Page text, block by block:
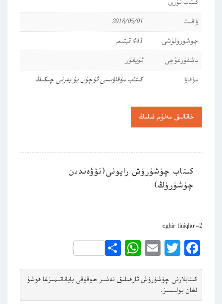
كىتاب تۈرى
ۋاقىت
2018/05/01
چۈشۈرۈلۈشى
441 قېتىم
باشقۇرغۇچى
ئۇيغۇر
مۇقاۋا
كىتاب مۇقاۋىسى ئۈچۈن بۇ يەرنى چىكىڭ
خاتالىق مەلۇم قىلىڭ
كىتاب چۈشۈرۈش رايونى(تۆۋەندىن
چۈشۈرۈڭ)
eghir tiniqlar-2
Facebook
Twitter
Email
WhatsApp
Share
كىتابلارنى چۈشۈرۈش ئارقىلىق نەشىر ھوقۇقى باياناتىمىزغا قوشۇ
لغان بولىسىز.